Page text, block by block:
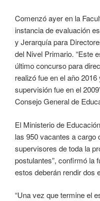
Comenzó ayer en la
instancia de evaluación
y Jerarquía para
del Nivel Primario. “Este
último concurso para
realizó fue en el año
supervisión fue en el
Consejo General de
El Ministerio de
las 950 vacantes a cargo
supervisores de toda la
postulantes”, confirmó la
estos deberán rendir dos
“Una vez que termine el